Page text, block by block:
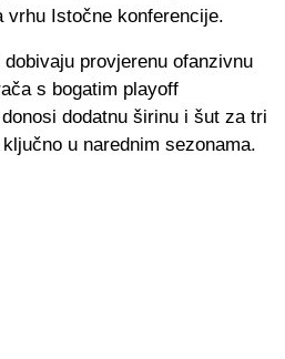
Istočne konferencije.
provjerenu ofanzivnu
s bogatim playoff
dodatnu širinu i šut za tri
u narednim sezonama.